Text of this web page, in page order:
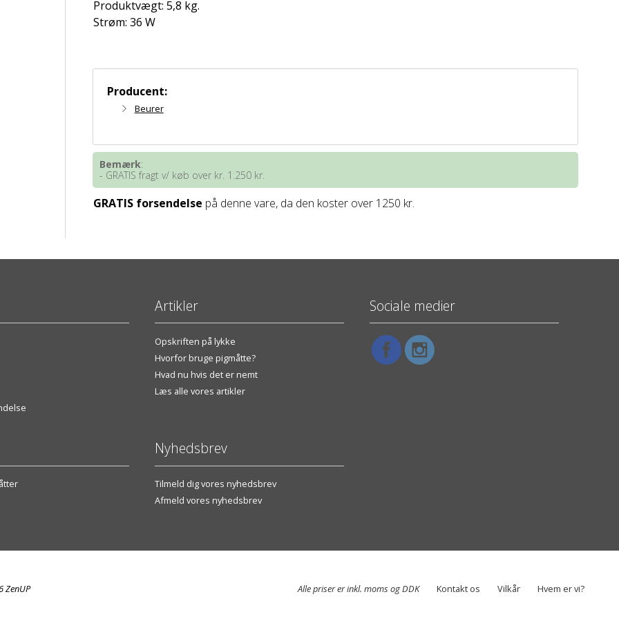
Produktvægt: 5,8 kg.
Strøm: 36 W
Producent:
Beurer
Bemærk:
- GRATIS fragt v/ køb over kr. 1.250 kr.
GRATIS forsendelse på denne vare, da den koster over 1250 kr.
Artikler
Opskriften på lykke
Hvorfor bruge pigmåtte?
Hvad nu hvis det er nemt
Læs alle vores artikler
Nyhedsbrev
Tilmeld dig vores nyhedsbrev
Afmeld vores nyhedsbrev
Sociale medier
Hvem er vi?
Vilkår
Kontakt os
Alle priser er inkl. moms og DDK
ZenUP